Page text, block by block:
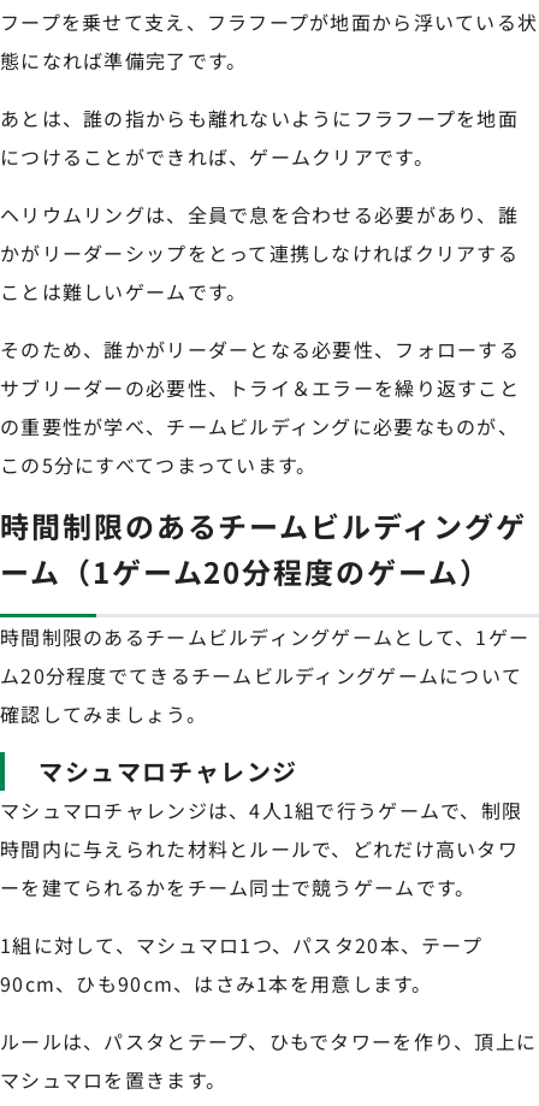
フープを乗せて支え、フラフープが地面から浮いている状
態になれば準備完了です。
あとは、誰の指からも離れないようにフラフープを地面
につけることができれば、ゲームクリアです。
ヘリウムリングは、全員で息を合わせる必要があり、誰
かがリーダーシップをとって連携しなければクリアする
ことは難しいゲームです。
そのため、誰かがリーダーとなる必要性、フォローする
サブリーダーの必要性、トライ＆エラーを繰り返すこと
の重要性が学べ、チームビルディングに必要なものが、
この5分にすべてつまっています。
時間制限のあるチームビルディングゲ
ーム（1ゲーム20分程度のゲーム）
時間制限のあるチームビルディングゲームとして、1ゲー
ム20分程度でてきるチームビルディングゲームについて
確認してみましょう。
マシュマロチャレンジ
マシュマロチャレンジは、4人1組で行うゲームで、制限
時間内に与えられた材料とルールで、どれだけ高いタワ
ーを建てられるかをチーム同士で競うゲームです。
1組に対して、マシュマロ1つ、パスタ20本、テープ
90cm、ひも90cm、はさみ1本を用意します。
ルールは、パスタとテープ、ひもでタワーを作り、頂上に
マシュマロを置きます。